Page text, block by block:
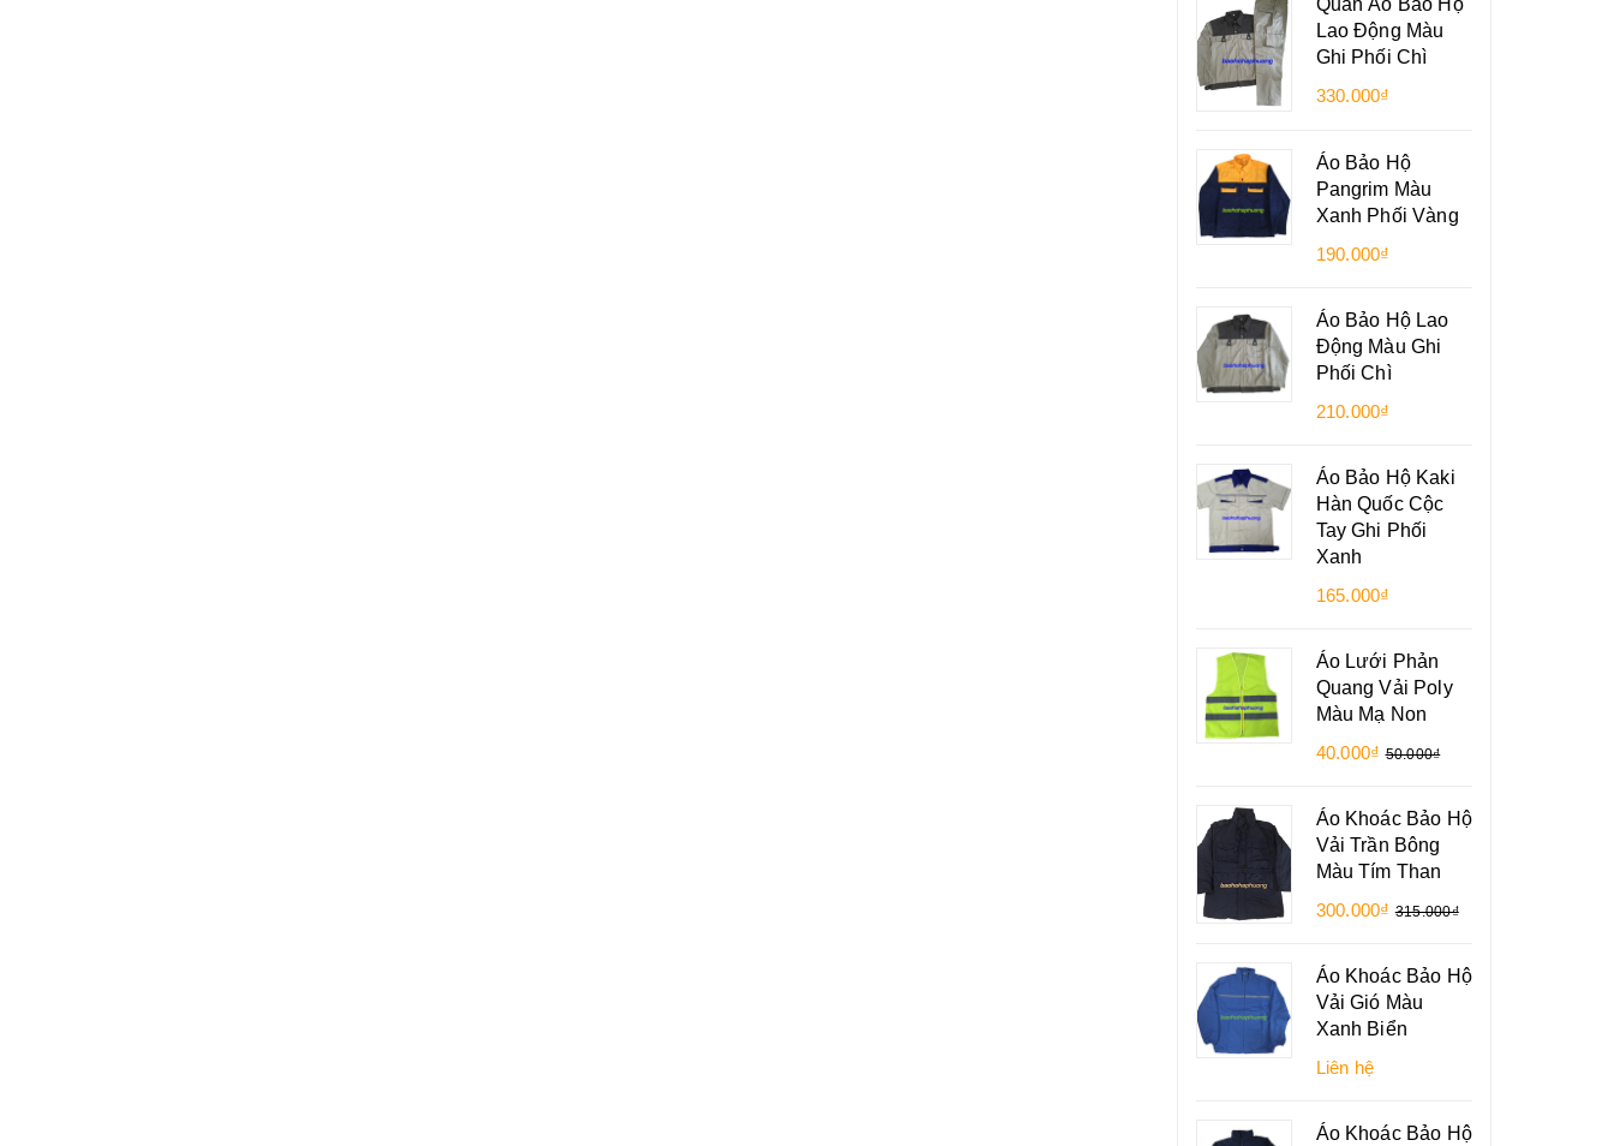
Lao Động Màu
Ghi Phối Chì
330.000₫
Áo Bảo Hộ
Pangrim Màu
Xanh Phối Vàng
190.000₫
Áo Bảo Hộ Lao
Động Màu Ghi
Phối Chì
210.000₫
Áo Bảo Hộ Kaki
Hàn Quốc Cộc
Tay Ghi Phối
Xanh
165.000₫
Áo Lưới Phản
Quang Vải Poly
Màu Mạ Non
40.000₫ 50.000₫
Áo Khoác Bảo Hộ
Vải Trần Bông
Màu Tím Than
300.000₫ 315.000₫
Áo Khoác Bảo Hộ
Vải Gió Màu
Xanh Biển
Liên hệ
Áo Khoác Bảo Hộ